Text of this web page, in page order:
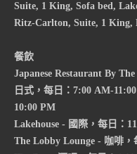
Suite, 1 King, Sofa bed,
Ritz-Carlton, Suite, 1 King,
餐飲
Japanese Restaurant By
日式，每日：7:00 AM-
10:00 PM
Lakehouse - 國際，每日：
The Lobby Lounge - 咖啡